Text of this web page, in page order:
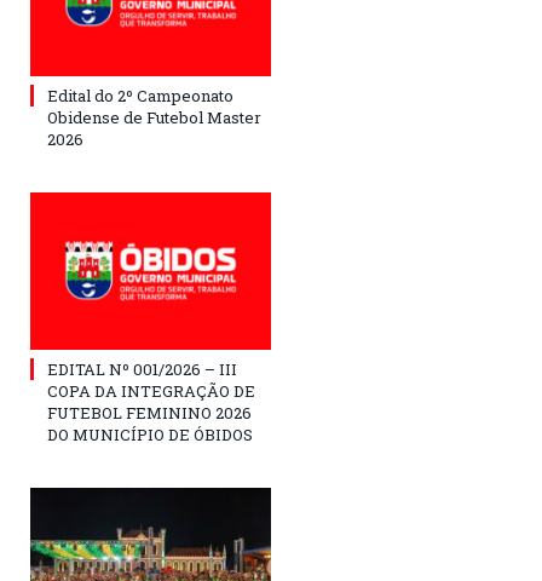
Edital do 2º Campeonato
Obidense de Futebol Master
2026
EDITAL Nº 001/2026 – III
COPA DA INTEGRAÇÃO DE
FUTEBOL FEMININO 2026
DO MUNICÍPIO DE ÓBIDOS